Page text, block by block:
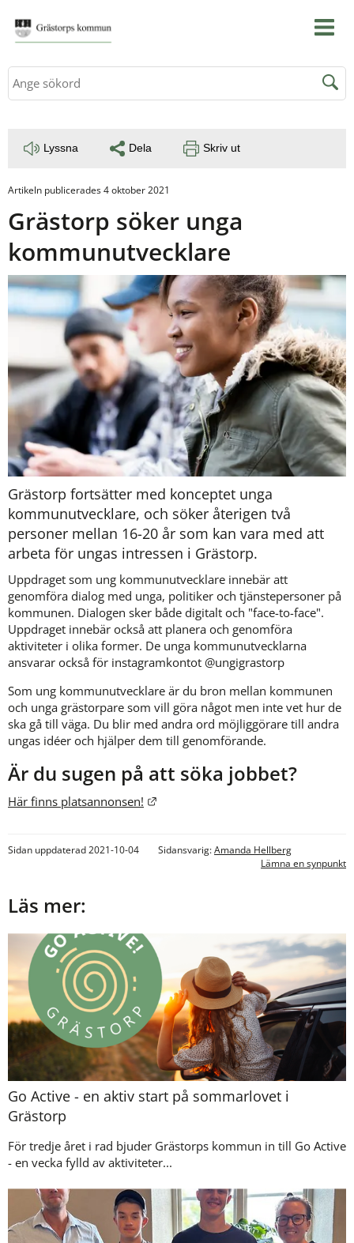
Sök
Lyssna Dela Skriv ut
Artikeln publicerades 4 oktober 2021
Grästorp söker unga
kommunutvecklare
Grästorp fortsätter med konceptet unga
kommunutvecklare, och söker återigen två
personer mellan 16-20 år som kan vara med att
arbeta för ungas intressen i Grästorp.
Uppdraget som ung kommunutvecklare innebär att
genomföra dialog med unga, politiker och tjänstepersoner på
kommunen. Dialogen sker både digitalt och "face-to-face".
Uppdraget innebär också att planera och genomföra
aktiviteter i olika former. De unga kommunutvecklarna
ansvarar också för instagramkontot @ungigrastorp
Som ung kommunutvecklare är du bron mellan kommunen
och unga grästorpare som vill göra något men inte vet hur de
ska gå till väga. Du blir med andra ord möjliggörare till andra
ungas idéer och hjälper dem till genomförande.
Är du sugen på att söka jobbet?
Här finns platsannonsen! Länk till annan webbplats.
Sidan uppdaterad 2021-10-04 Sidansvarig:Amanda Hellberg
Lämna en synpunkt
Läs mer:
Go Active - en aktiv start på sommarlovet i
Grästorp
För tredje året i rad bjuder Grästorps kommun in till Go Active
- en vecka fylld av aktiviteter...